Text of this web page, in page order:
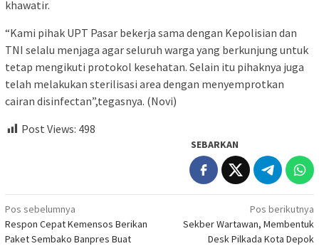
khawatir.
“Kami pihak UPT Pasar bekerja sama dengan Kepolisian dan
TNI selalu menjaga agar seluruh warga yang berkunjung untuk
tetap mengikuti protokol kesehatan. Selain itu pihaknya juga
telah melakukan sterilisasi area dengan menyemprotkan
cairan disinfectan”,tegasnya. (Novi)
Post Views: 498
SEBARKAN
Navigasi
pos
Pos sebelumnya
Respon Cepat Kemensos Berikan
Paket Sembako Banpres Buat
Pos berikutnya
Sekber Wartawan, Membentuk
Desk Pilkada Kota Depok